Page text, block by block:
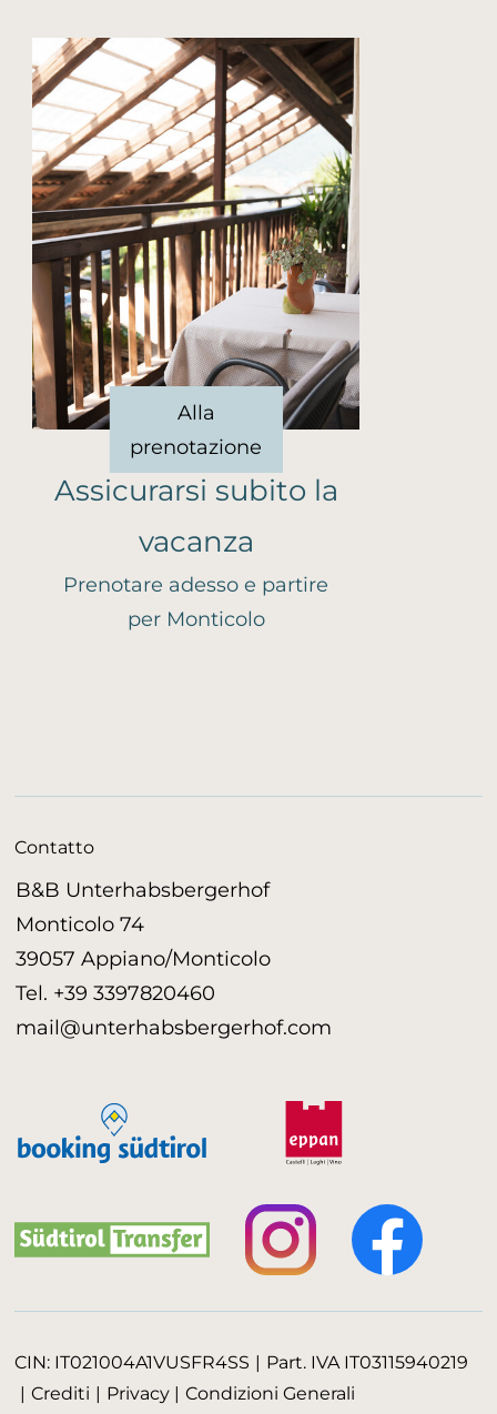
Alla
prenotazione
Assicurarsi subito la
vacanza
Prenotare adesso e partire
per Monticolo
Contatto
B&B Unterhabsbergerhof
Monticolo 74
39057 Appiano/Monticolo
Tel. +39 3397820460
mail@unterhabsbergerhof.com
CIN: IT021004A1VUSFR4SS Part. IVA IT03115940219
Crediti
Privacy Condizioni Generali